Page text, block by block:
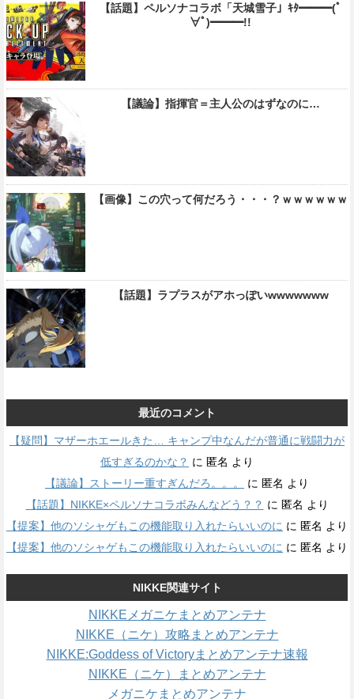
【話題】ペルソナコラボ「天城雪子」ｷﾀ━━━(ﾟ
∀ﾟ)━━━!!
【議論】指揮官＝主人公のはずなのに…
【画像】この穴って何だろう・・・？ｗｗｗｗｗｗ
【話題】ラプラスがアホっぽいwwwwwww
最近のコメント
【疑問】マザーホエールきた… キャンプ中なんだが普通に戦闘力が
低すぎるのかな？ に 匿名 より
【議論】ストーリー重すぎんだろ。。。
に 匿名 より
【話題】NIKKE×ペルソナコラボみんなどう？？ に 匿名 より
【提案】他のソシャゲもこの機能取り入れたらいいのに に 匿名 より
【提案】他のソシャゲもこの機能取り入れたらいいのに に 匿名 より
NIKKE関連サイト
NIKKEメガニケまとめアンテナ
NIKKE（ニケ）攻略まとめアンテナ
NIKKE:Goddess of Victoryまとめアンテナ速報
NIKKE（ニケ）まとめアンテナ
メガニケまとめアンテナ